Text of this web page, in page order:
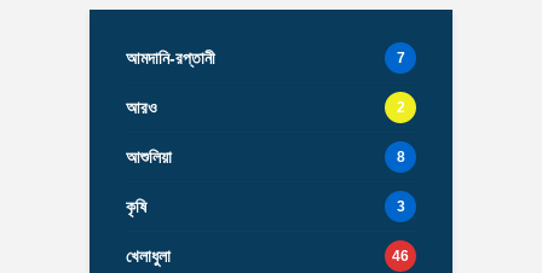
আমদানি-রপ্তানী 7
আরও 2
আশুলিয়া 8
কৃষি 3
খেলাধুলা 46